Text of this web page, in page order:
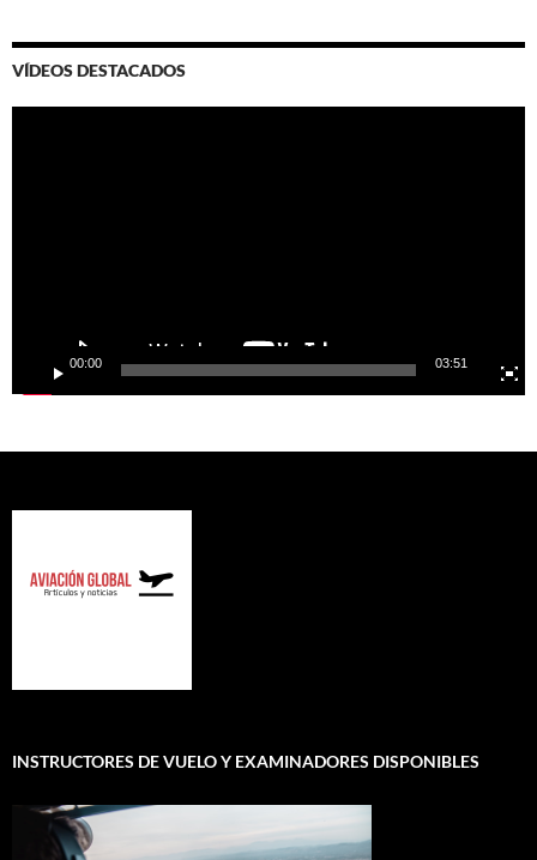
VÍDEOS DESTACADOS
00:00 03:51
INSTRUCTORES DE VUELO Y EXAMINADORES DISPONIBLES